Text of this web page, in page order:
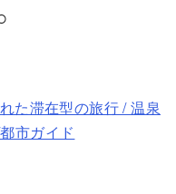
た滞在型の旅行 / 温泉
市ガイド